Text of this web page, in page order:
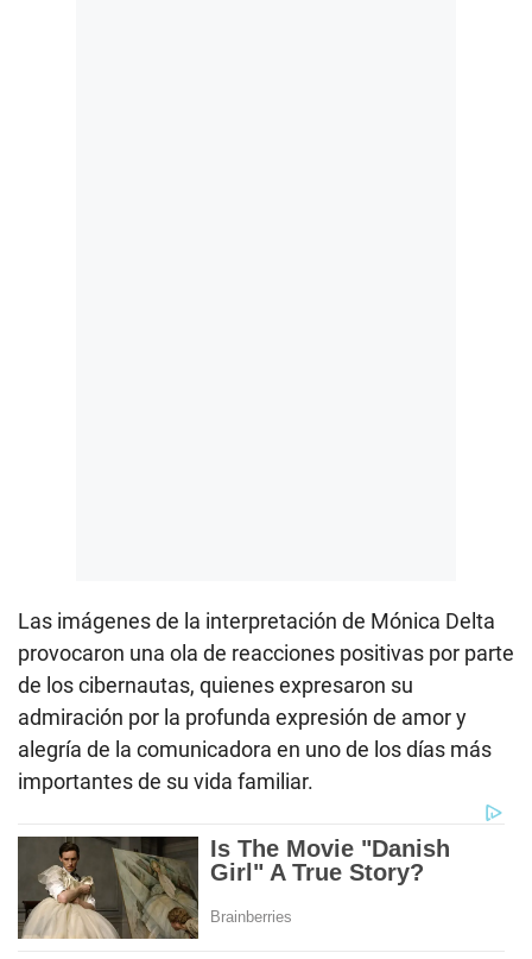
Las imágenes de la interpretación de Mónica Delta
provocaron una ola de reacciones positivas por parte
de los cibernautas, quienes expresaron su
admiración por la profunda expresión de amor y
alegría de la comunicadora en uno de los días más
importantes de su vida familiar.